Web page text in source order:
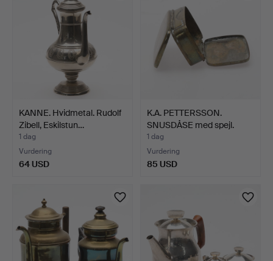
KANNE. Hvidmetal. Rudolf
Zibell, Eskilstun…
1 dag
Vurdering
64 USD
K.A. PETTERSSON.
SNUSDÅSE med spejl.
Messi…
1 dag
Vurdering
85 USD